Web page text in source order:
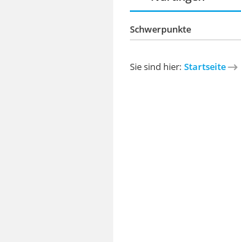
Schwerpunkte
Sie sind hier: Startseite